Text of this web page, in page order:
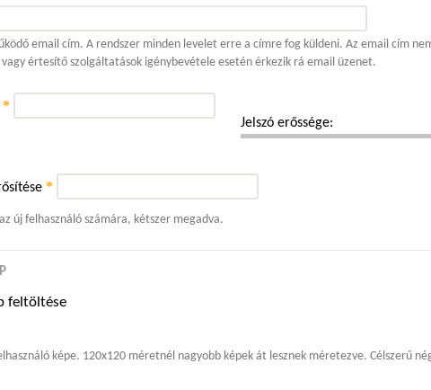
email cím. A rendszer minden levelet erre a címre fog küldeni. Az email cím
vagy értesítő szolgáltatások igénybevétele esetén érkezik rá email üzenet.
Jelszó erőssége:
*
*
az új felhasználó számára, kétszer megadva.
feltöltése
képe. 120x120 méretnél nagyobb képek át lesznek méretezve. Célszerű